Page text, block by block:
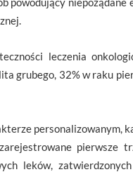
leczenia
grubego, 32% w raku
personalizowanym,
pierwsze
leków,